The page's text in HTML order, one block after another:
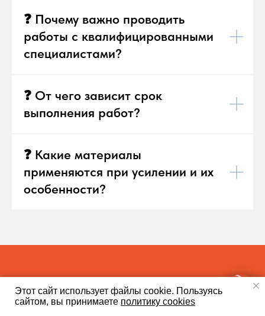
❓ Почему важно проводить
работы с квалифицированными
специалистами?
❓ От чего зависит срок
выполнения работ?
❓ Какие материалы
применяются при усилении и их
особенности?
Этот сайт использует файлы cookie. Пользуясь
сайтом, вы принимаете политику cookies